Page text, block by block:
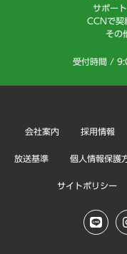
サポー
CCNで契
その
受付時間 /
会社案内 採用情報
放送基準 個人情報保護
サイトポリシー